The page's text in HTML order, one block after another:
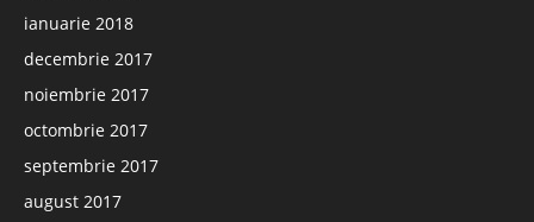
ianuarie 2018
decembrie 2017
noiembrie 2017
octombrie 2017
septembrie 2017
august 2017